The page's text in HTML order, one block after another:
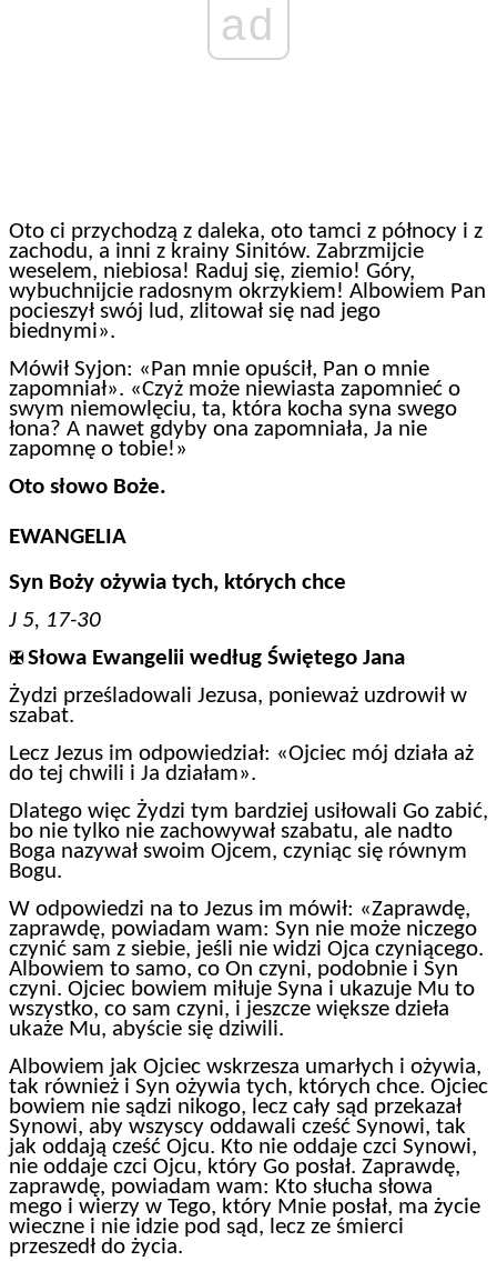
ad
Oto ci przychodzą z daleka, oto tamci z północy i z
zachodu, a inni z krainy Sinitów. Zabrzmijcie
weselem, niebiosa! Raduj się, ziemio! Góry,
wybuchnijcie radosnym okrzykiem! Albowiem Pan
pocieszył swój lud, zlitował się nad jego
biednymi».
Mówił Syjon: «Pan mnie opuścił, Pan o mnie
zapomniał». «Czyż może niewiasta zapomnieć o
swym niemowlęciu, ta, która kocha syna swego
łona? A nawet gdyby ona zapomniała, Ja nie
zapomnę o tobie!»
Oto słowo Boże.
EWANGELIA
Syn Boży ożywia tych, których chce
J 5, 17-30
✠ Słowa Ewangelii według Świętego Jana
Żydzi prześladowali Jezusa, ponieważ uzdrowił w
szabat.
Lecz Jezus im odpowiedział: «Ojciec mój działa aż
do tej chwili i Ja działam».
Dlatego więc Żydzi tym bardziej usiłowali Go zabić,
bo nie tylko nie zachowywał szabatu, ale nadto
Boga nazywał swoim Ojcem, czyniąc się równym
Bogu.
W odpowiedzi na to Jezus im mówił: «Zaprawdę,
zaprawdę, powiadam wam: Syn nie może niczego
czynić sam z siebie, jeśli nie widzi Ojca czyniącego.
Albowiem to samo, co On czyni, podobnie i Syn
czyni. Ojciec bowiem miłuje Syna i ukazuje Mu to
wszystko, co sam czyni, i jeszcze większe dzieła
ukaże Mu, abyście się dziwili.
Albowiem jak Ojciec wskrzesza umarłych i ożywia,
tak również i Syn ożywia tych, których chce. Ojciec
bowiem nie sądzi nikogo, lecz cały sąd przekazał
Synowi, aby wszyscy oddawali cześć Synowi, tak
jak oddają cześć Ojcu. Kto nie oddaje czci Synowi,
nie oddaje czci Ojcu, który Go posłał. Zaprawdę,
zaprawdę, powiadam wam: Kto słucha słowa
mego i wierzy w Tego, który Mnie posłał, ma życie
wieczne i nie idzie pod sąd, lecz ze śmierci
przeszedł do życia.